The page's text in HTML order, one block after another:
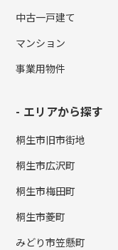
中古一戸建て
マンション
事業用物件
エリアから探す
桐生市旧市街地
桐生市広沢町
桐生市梅田町
桐生市菱町
みどり市笠懸町